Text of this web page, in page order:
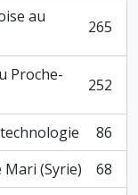
au
265
Proche-
252
86
(Syrie)
68